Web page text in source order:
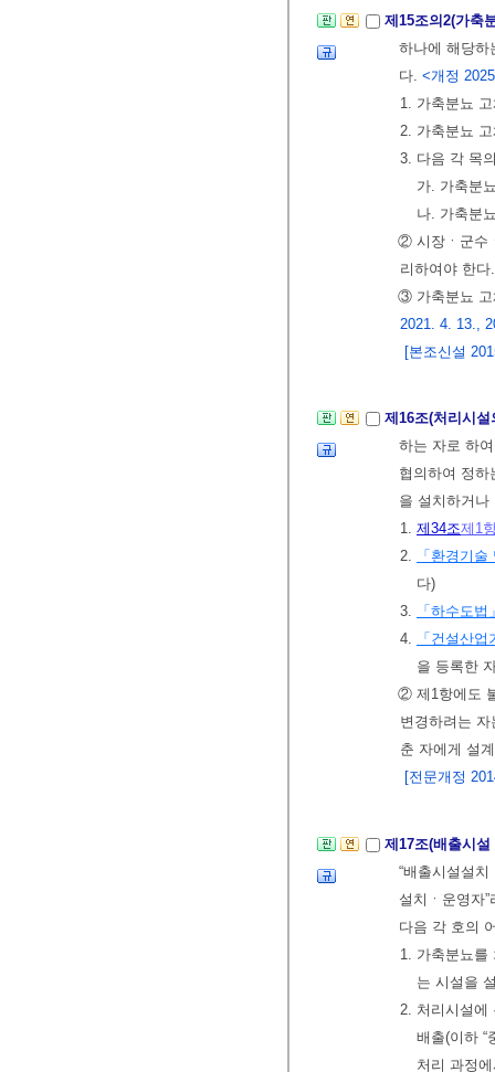
제15조의2(가축
하나에 해당
다. <개정
1. 가축분뇨
2. 가축분뇨
3. 다음 각 목
가. 가축분
나. 가축분
② 시장ㆍ군수
리하여야 한
③ 가축분뇨
2021. 4. 13.,
[본조신설
제16조(처리시
하는 자로 하
협의하여 정하
을 설치하거
1. 제34조제1
2.
「환경기
다)
3.
「하수도법
4.
「건설산
을 등록한
② 제1항에도
변경하려는
춘 자에게 설
[전문개정
제17조(배출시
“배출시설설
설치ㆍ운영자
다음 각 호의
1. 가축분뇨를
는 시설을
2. 처리시설에
배출(이하 “
처리 과정